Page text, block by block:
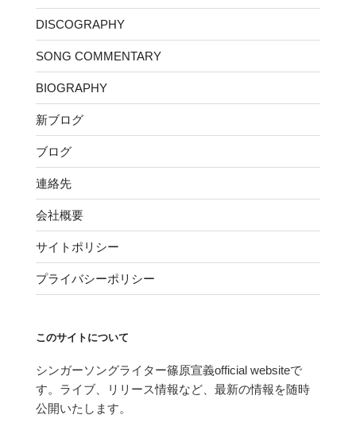
DISCOGRAPHY
SONG COMMENTARY
BIOGRAPHY
新ブログ
ブログ
連絡先
会社概要
サイトポリシー
プライバシーポリシー
このサイトについて
シンガーソングライター篠原宣義official websiteで
す。ライブ、リリース情報など、最新の情報を随時
公開いたします。